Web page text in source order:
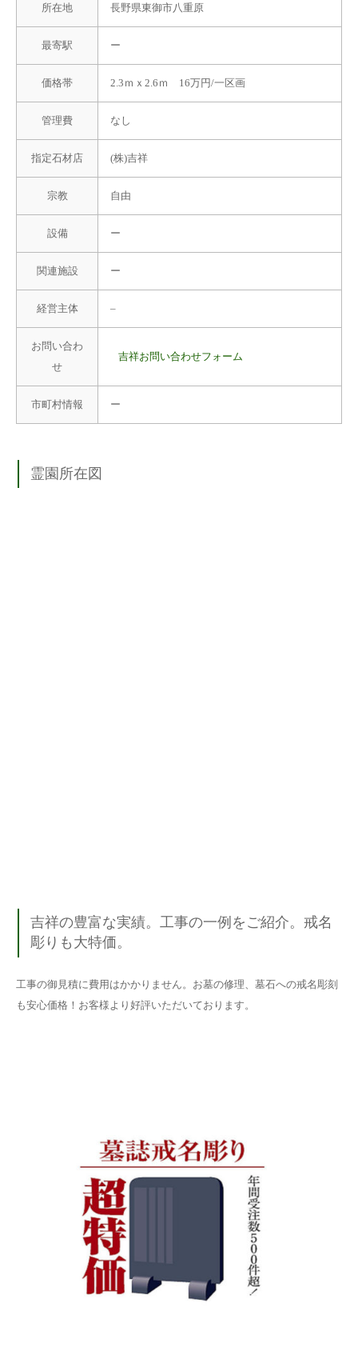
所在地 長野県東御市八重原
最寄駅 ー
価格帯 2.3ｍｘ2.6ｍ 16万円/一区画
管理費 なし
指定石材店 (株)吉祥
宗教 自由
設備 ー
関連施設 ー
経営主体 –
お問い合わ
せ
吉祥お問い合わせフォーム
市町村情報 ー
霊園所在図
吉祥の豊富な実績。工事の一例をご紹介。戒名
彫りも大特価。
工事の御見積に費用はかかりません。お墓の修理、墓石への戒名彫刻
も安心価格！お客様より好評いただいております。